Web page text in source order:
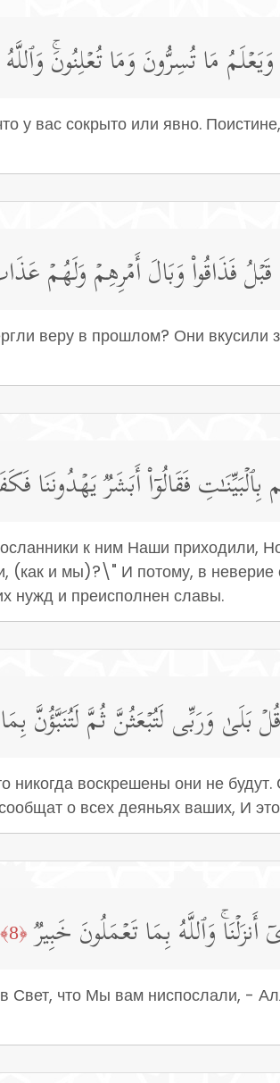
مَا تُسِرُّونَ وَمَا تُعۡلِنُونَۚ
у вас сокрыто или явно.
فَذَاقُوا۟ وَبَالَ أَمۡرِهِمۡ وَلَهُمۡ
веру в прошлом? Они вкусили
فَقَالُوۤا۟ أَبَشَرࣱ یَهۡدُونَنَا
к ним Наши приходили,
(как и мы)?\" И потому, в неверие
нужд и преисполнен славы.
بَلَىٰ وَرَبِّی لَتُبۡعَثُنَّ ثُمَّ لَتُنَبَّؤُنَّ
никогда воскрешены они не
о всех деяньях ваших, И это
أَنزَلۡنَاۚ وَٱللَّهُ بِمَا تَعۡمَلُونَ خَبِیرࣱ ﴿8﴾
Свет, что Мы вам ниспослали, -